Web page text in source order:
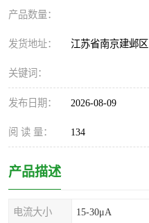
产品数量：
发货地址： 江苏省南京建邺区
关键词：
发布日期： 2026-08-09
阅 读 量： 134
产品描述
电流大小 15-30μA